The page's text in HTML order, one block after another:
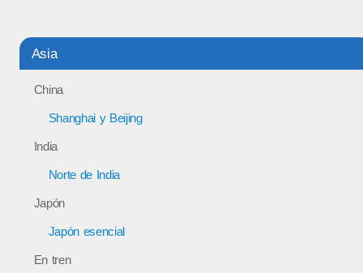
Asia
China
Shanghai y Beijing
India
Norte de India
Japón
Japón esencial
En tren